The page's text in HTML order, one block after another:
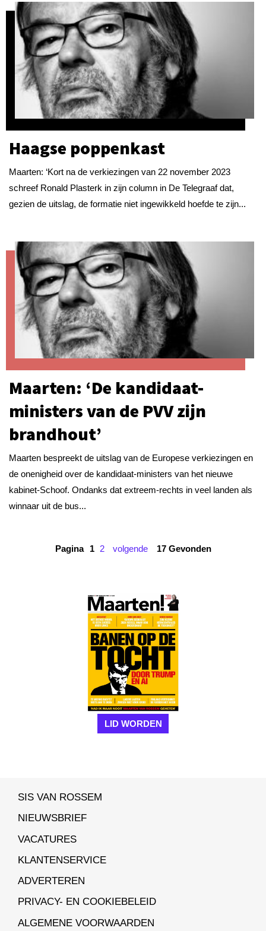
Haagse poppenkast
Maarten: ‘Kort na de verkiezingen van 22 november 2023
schreef Ronald Plasterk in zijn column in De Telegraaf dat,
gezien de uitslag, de formatie niet ingewikkeld hoefde te zijn...
Maarten: ‘De kandidaat-
ministers van de PVV zijn
brandhout’
Maarten bespreekt de uitslag van de Europese verkiezingen en
de onenigheid over de kandidaat-ministers van het nieuwe
kabinet-Schoof. Ondanks dat extreem-rechts in veel landen als
winnaar uit de bus...
Pagina 1 2 volgende 17 Gevonden
LID WORDEN
SIS VAN ROSSEM
NIEUWSBRIEF
VACATURES
KLANTENSERVICE
ADVERTEREN
PRIVACY- EN COOKIEBELEID
ALGEMENE VOORWAARDEN